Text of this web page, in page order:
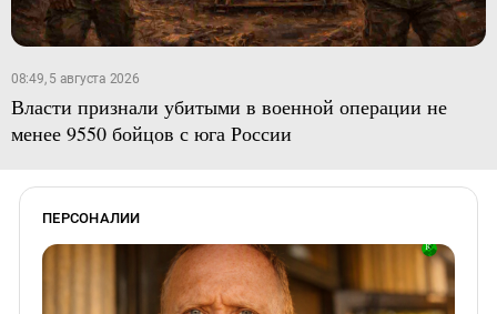
08:49, 5 августа 2026
Власти признали убитыми в военной операции не
менее 9550 бойцов с юга России
ПЕРСОНАЛИИ